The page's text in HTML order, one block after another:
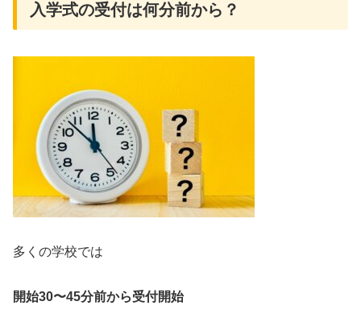
入学式の受付は何分前から？
多くの学校では
開始30〜45分前から受付開始